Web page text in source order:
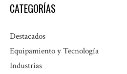
CATEGORÍAS
Destacados
Equipamiento y Tecnología
Industrias